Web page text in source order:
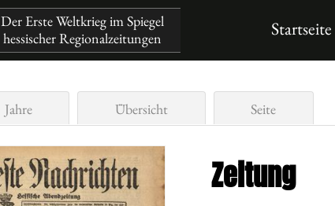
Der Erste Weltkrieg im Spiegel
hessischer Regionalzeitungen
Startseite
Jahre Übersicht Seite
Zeitung